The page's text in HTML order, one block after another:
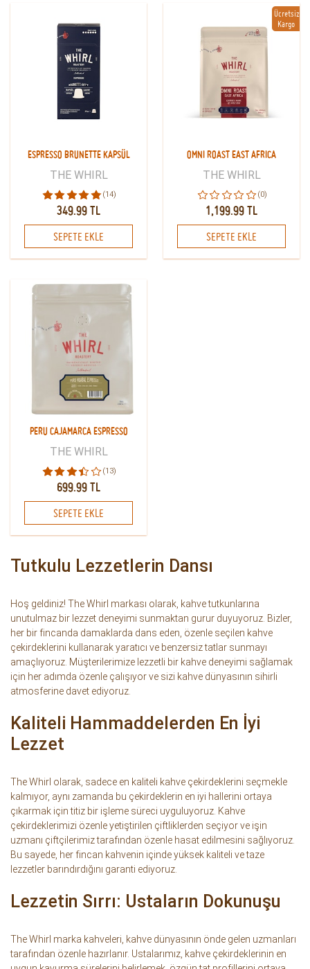
ESPRESSO BRUNETTE KAPSÜL
THE WHIRL
(14)
349.99 TL
SEPETE EKLE
Ücretsiz
Kargo
OMNI ROAST EAST AFRICA
THE WHIRL
(0)
1,199.99 TL
SEPETE EKLE
PERU CAJAMARCA ESPRESSO
THE WHIRL
(13)
699.99 TL
SEPETE EKLE
Tutkulu Lezzetlerin Dansı
Hoş geldiniz! The Whirl markası olarak, kahve tutkunlarına
unutulmaz bir lezzet deneyimi sunmaktan gurur duyuyoruz. Bizler,
her bir fincanda damaklarda dans eden, özenle seçilen kahve
çekirdeklerini kullanarak yaratıcı ve benzersiz tatlar sunmayı
amaçlıyoruz. Müşterilerimize lezzetli bir kahve deneyimi sağlamak
için her adımda özenle çalışıyor ve sizi kahve dünyasının sihirli
atmosferine davet ediyoruz.
Kaliteli Hammaddelerden En İyi
Lezzet
The Whirl olarak, sadece en kaliteli kahve çekirdeklerini seçmekle
kalmıyor, aynı zamanda bu çekirdeklerin en iyi hallerini ortaya
çıkarmak için titiz bir işleme süreci uyguluyoruz. Kahve
çekirdeklerimizi özenle yetiştirilen çiftliklerden seçiyor ve işin
uzmanı çiftçilerimiz tarafından özenle hasat edilmesini sağlıyoruz.
Bu sayede, her fincan kahvenin içinde yüksek kaliteli ve taze
lezzetler barındırdığını garanti ediyoruz.
Lezzetin Sırrı: Ustaların Dokunuşu
The Whirl marka kahveleri, kahve dünyasının önde gelen uzmanları
tarafından özenle hazırlanır. Ustalarımız, kahve çekirdeklerinin en